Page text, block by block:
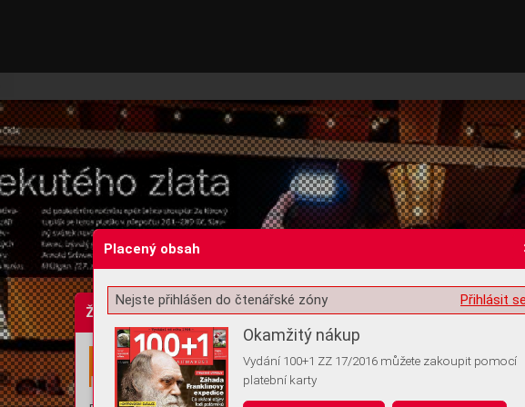
Žádost o souhlas s ukládáním volitelných informací
Placený obsah
Přihlásit
Nejste přihlášen do čtenářské zóny
Okamžitý nákup
Vydání 100+1 ZZ 17/2016 můžete zakoupit pomocí
platební karty